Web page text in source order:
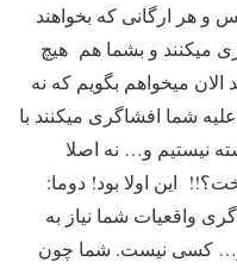
و هر ارگانی که بخواهند
میکنند و بشما هم هیچ
الان میخواهم بگویم که نه
شما افشاگری میکنند با
نیستیم و… نه اصلا
این اولا بود! دوما:
واقعیات شما نیاز به
و… کسی نیست. شما چون